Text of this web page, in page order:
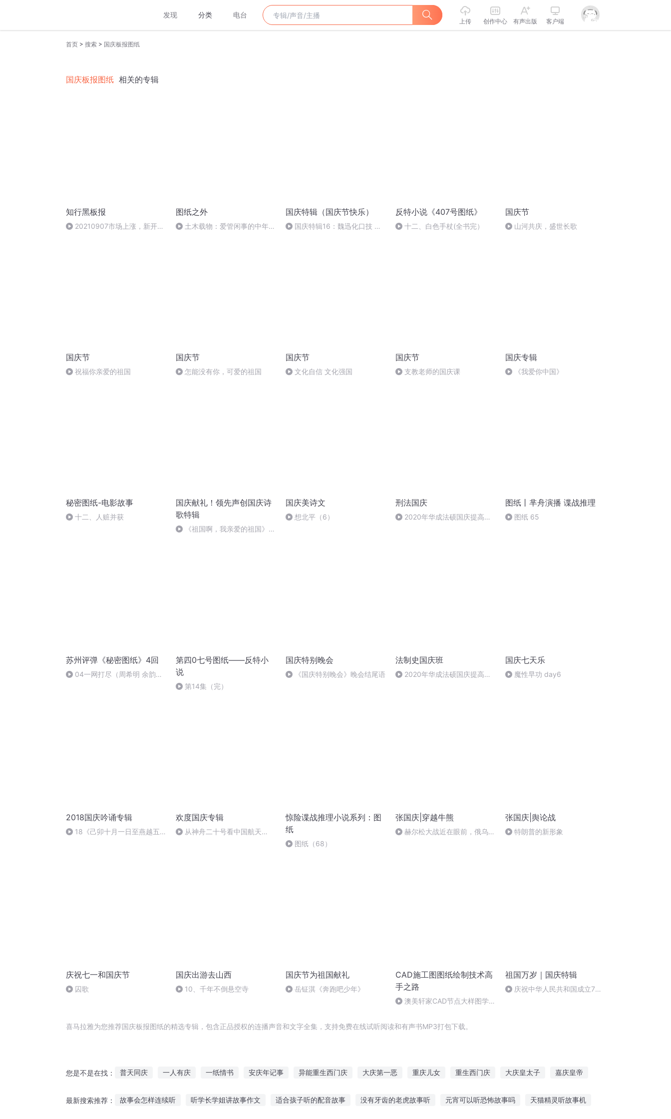
发现 分类 电台
上传 创作中心 有声出版 客户端
首页 > 搜索 > 国庆板报图纸
国庆板报图纸 相关的专辑
知行黑板报
20210907市场上涨，新开一
图纸之外
土木载物：爱管闲事的中年神
国庆特辑（国庆节快乐）
国庆特辑16：魏迅化口技 二
反特小说《407号图纸》
十二、白色手杖(全书完）
国庆节
山河共庆，盛世长歌
国庆节
祝福你亲爱的祖国
国庆节
怎能没有你，可爱的祖国
国庆节
文化自信 文化强国
国庆节
支教老师的国庆课
国庆专辑
《我爱你中国》
秘密图纸-电影故事
十二、人赃并获
国庆献礼！领先声创国庆诗
歌特辑
《祖国啊，我亲爱的祖国》温
国庆美诗文
想北平（6）
刑法国庆
2020年华成法硕国庆提高班
图纸丨芈舟演播 谍战推理
图纸 65
苏州评弹《秘密图纸》4回
04一网打尽（周希明 余韵霖
第四0七号图纸——反特小
说
第14集（完）
国庆特别晚会
《国庆特别晚会》晚会结尾语
法制史国庆班
2020年华成法硕国庆提高班
国庆七天乐
魔性早功 day6
2018国庆吟诵专辑
18《己卯十月一日至燕越五
欢度国庆专辑
从神舟二十号看中国航天
惊险谍战推理小说系列：图
纸
图纸（68）
张国庆|穿越牛熊
赫尔松大战近在眼前，俄乌冲
张国庆|舆论战
特朗普的新形象
庆祝七一和国庆节
囚歌
国庆出游去山西
10、千年不倒悬空寺
国庆节为祖国献礼
岳钲淇《奔跑吧少年》
CAD施工图图纸绘制技术高
手之路
澳美轩家CAD节点大样图学
祖国万岁｜国庆特辑
庆祝中华人民共和国成立73
喜马拉雅为您推荐国庆板报图纸的精选专辑，包含正品授权的连播声音和文字全集，支持免费在线试听阅读和有声书MP3打包下载。
您是不是在找： 普天同庆 一人有庆 一纸情书 安庆年记事 异能重生西门庆 大庆第一恶 重庆儿女 重生西门庆 大庆皇太子 嘉庆皇帝
最新搜索推荐： 故事会怎样连续听 听学长学姐讲故事作文 适合孩子听的配音故事 没有牙齿的老虎故事听 元宵可以听恐怖故事吗 天猫精灵听故事机